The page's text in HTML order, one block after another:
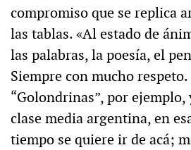
compromiso que se replica
las tablas. «Al estado de
las palabras, la poesía, el
Siempre con mucho
“Golondrinas”, por ejemplo,
clase media argentina, en
tiempo se quiere ir de acá;